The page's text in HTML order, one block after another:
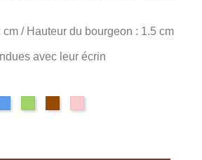
/ Hauteur du bourgeon : 1.5 cm
avec leur écrin